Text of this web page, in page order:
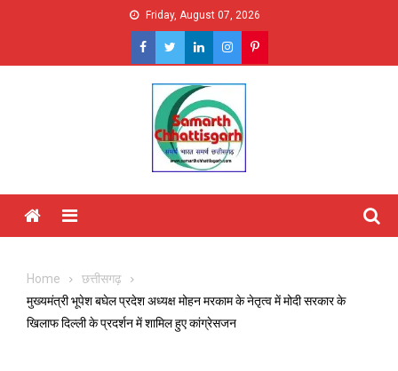
Friday, August 07, 2026
Menu
Home
छत्तीसगढ़
मुख्यमंत्री भूपेश बघेल प्रदेश अध्यक्ष मोहन मरकाम के नेतृत्व में मोदी सरकार के
खिलाफ दिल्ली के प्रदर्शन में शामिल हुए कांग्रेसजन